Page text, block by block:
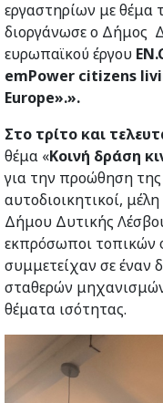
εργαστηρίων με
διοργάνωσε ο Δήμος
ευρωπαϊκού έργου
emPower citizens
Europe».».
Στο τρίτο και
θέμα «Κοινή δράση
για την προώθηση
αυτοδιοικητικοί,
Δήμου Δυτικής
εκπρόσωποι τοπικών
συμμετείχαν σε έναν
σταθερών
θέματα ισότητας.